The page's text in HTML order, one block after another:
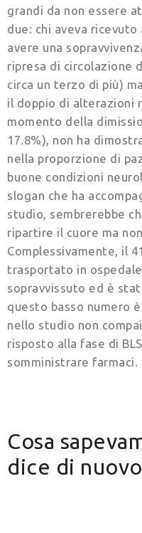
grandi da non essere
due: chi aveva
avere una
ripresa di circolazione
circa un terzo di più)
il doppio di alterazioni
momento della
17.8%), non ha
nella proporzione di
buone condizioni
slogan che ha
studio, sembrerebbe
ripartire il cuore ma
Complessivamente, il
trasportato in
sopravvissuto ed è
questo basso numero
nello studio non
risposto alla fase di
somministrare farmaci.
Cosa
dice di